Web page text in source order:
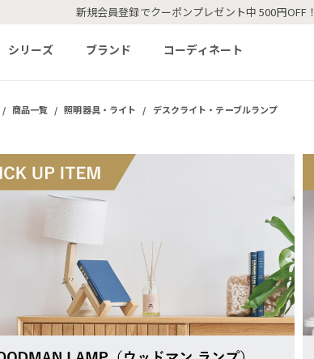
新規会員登録でクーポンプレゼント中 500円OFF！
シリーズ ブランド コーディネート
/ 商品一覧 / 照明器具・ライト / デスクライト・テーブルランプ